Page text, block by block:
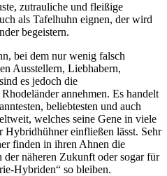
zutrauliche und fleißige
als Tafelhuhn eignen, der wird
begeistern.
bei dem nur wenig falsch
Ausstellern, Liebhabern,
es jedoch die
annehmen. Es handelt
beliebtesten und auch
welches seine Gene in viele
Hybridhühner einfließen lässt. Sehr
finden in ihren Ahnen die
näheren Zukunft oder sogar für
Hybriden“ so bleiben.